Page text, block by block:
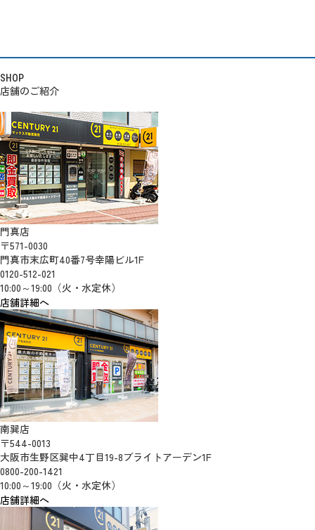
SHOP
店舗のご紹介
門真店
〒571-0030
門真市末広町40番7号幸陽ビル1F
0120-512-021
10:00～19:00（火・水定休）
店舗詳細へ
南巽店
〒544-0013
大阪市生野区巽中4丁目19-8ブライトアーデン1F
0800-200-1421
10:00～19:00（火・水定休）
店舗詳細へ